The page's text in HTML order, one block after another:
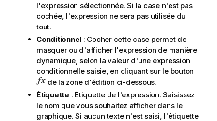
l'expression sélectionnée. Si la case n'est pas
cochée, l'expression ne sera pas utilisée du
tout.
Conditionnel : Cocher cette case permet de
masquer ou d'afficher l'expression de manière
dynamique, selon la valeur d'une expression
conditionnelle saisie, en cliquant sur le bouton
de la zone d'édition ci-dessous.
Étiquette : Étiquette de l'expression. Saisissez
le nom que vous souhaitez afficher dans le
graphique. Si aucun texte n'est saisi, l'étiquette